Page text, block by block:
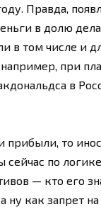
Правда,
в долю
в том числе и
при
в
прибыли, то
сейчас по
— кто его
ну как запрет